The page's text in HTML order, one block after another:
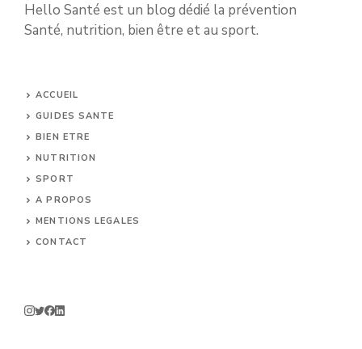
Hello Santé est un blog dédié la prévention
Santé, nutrition, bien être et au sport.
ACCUEIL
GUIDES SANTE
BIEN ETRE
NUTRITION
SPORT
A PROPOS
MENTIONS LEGALES
CONTACT